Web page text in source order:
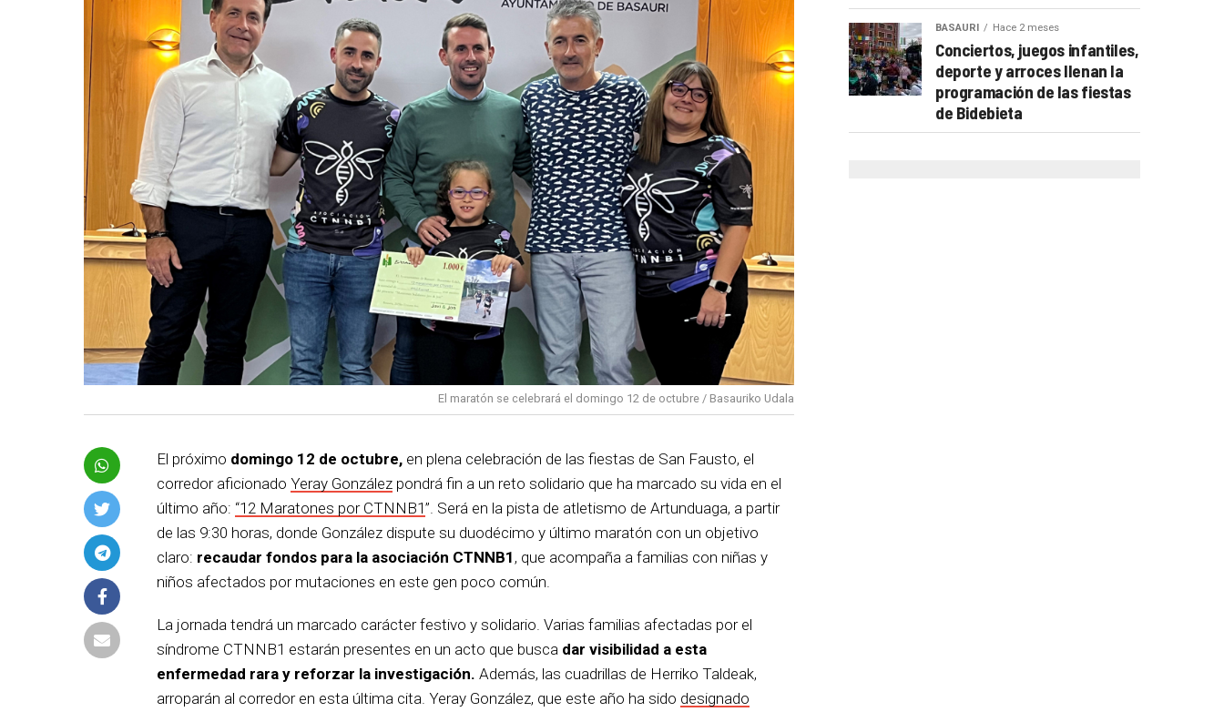
El maratón se celebrará el domingo 12 de octubre / Basauriko Udala
El próximo domingo 12 de octubre, en plena celebración de las fiestas de San Fausto, el
corredor aficionado Yeray González pondrá fin a un reto solidario que ha marcado su vida en el
último año: “12 Maratones por CTNNB1”. Será en la pista de atletismo de Artunduaga, a partir
de las 9:30 horas, donde González dispute su duodécimo y último maratón con un objetivo
claro: recaudar fondos para la asociación CTNNB1 , que acompaña a familias con niñas y
niños afectados por mutaciones en este gen poco común.
La jornada tendrá un marcado carácter festivo y solidario. Varias familias afectadas por el
síndrome CTNNB1 estarán presentes en un acto que busca dar visibilidad a esta
enfermedad rara y reforzar la investigación. Además, las cuadrillas de Herriko Taldeak,
arroparán al corredor en esta última cita. Yeray González, que este año ha sido designado
BASAURI Hace 2 meses
Conciertos, juegos infantiles,
deporte y arroces llenan la
programación de las fiestas
de Bidebieta